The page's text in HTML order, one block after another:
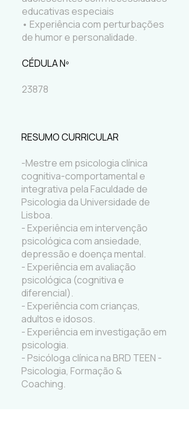
educativas especiais
• Experiência com perturbações
de humor e personalidade.
CÉDULA Nº
23878
RESUMO CURRICULAR
-Mestre em psicologia clínica
cognitiva-comportamental e
integrativa pela Faculdade de
Psicologia da Universidade de
Lisboa.
- Experiência em intervenção
psicológica com ansiedade,
depressão e doença mental.
- Experiência em avaliação
psicológica (cognitiva e
diferencial).
- Experiência com crianças,
adultos e idosos.
- Experiência em investigação em
psicologia.
- Psicóloga clínica na BRD TEEN -
Psicologia, Formação &
Coaching.